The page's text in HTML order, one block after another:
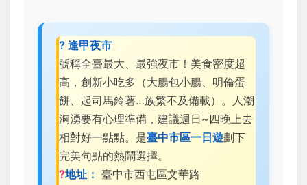
? 逢甲夜市
號稱全臺最大、最強夜市！美食密度超
高，創新小吃多（大腸包小腸、明倫蛋
餅、起司馬鈴薯…族繁不及備載）。人潮
洶湧要有心理準備，建議週日~四晚上去
相對好一點點。是臺中市區一日遊劃下
完美句點的熱鬧選擇。
?地址： 臺中市西屯區文華路